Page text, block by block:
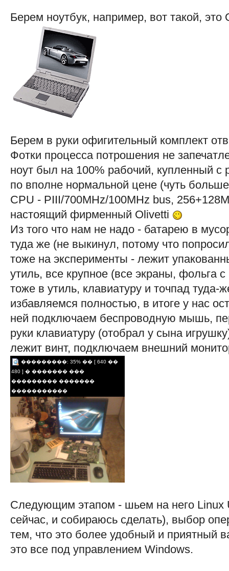
Берем ноутбук, например, вот такой, это
Берем в руки офигительный комплект
Фотки процесса потрошения не
ноут был на 100% рабочий, купленный с
по вполне нормальной цене (чуть
CPU - PIII/700MHz/100MHz bus,
настоящий фирменный Olivetti
Из того что нам не надо - батарею в
туда же (не выкинул, потому что
тоже на эксперименты - лежит
утиль, все крупное (все экраны, фольга
тоже в утиль, клавиатуру и точпад туда-
избавляемся полностью, в итоге у нас
ней подключаем беспроводную мышь,
руки клавиатуру (отобрал у сына
лежит винт, подключаем внешний
���������: 35% �� [ 640 ��
480 ] � ������� ���
��������� �������
�����������
Следующим этапом - шьем на него Linux
сейчас, и собираюсь сделать), выбор
тем, что это более удобный и приятный
это все под управлением Windows.